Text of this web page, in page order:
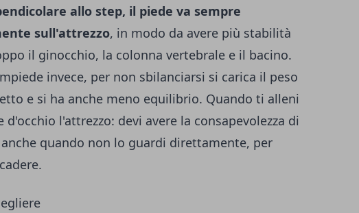
allo step, il piede va sempre
sull'attrezzo, in modo da avere più stabilità
il ginocchio, la colonna vertebrale e il bacino.
invece, per non sbilanciarsi si carica il peso
e si ha anche meno equilibrio. Quando ti alleni
l'attrezzo: devi avere la consapevolezza di
quando non lo guardi direttamente, per